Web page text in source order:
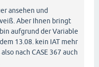
ansehen und
Aber Ihnen bringt
aufgrund der Variable
13.08. kein IAT mehr
nach CASE 367 auch